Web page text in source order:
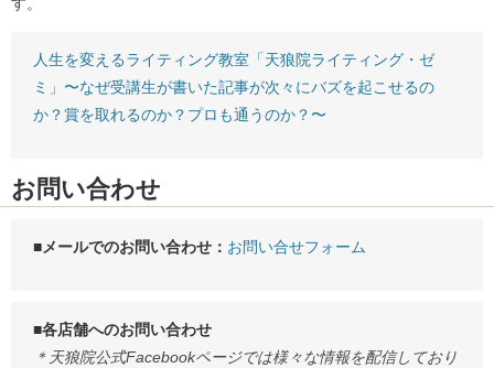
す。
人生を変えるライティング教室「天狼院ライティング・ゼ
ミ」〜なぜ受講生が書いた記事が次々にバズを起こせるの
か？賞を取れるのか？プロも通うのか？〜
お問い合わせ
■メールでのお問い合わせ： お問い合せフォーム
■各店舗へのお問い合わせ
＊天狼院公式Facebookページでは様々な情報を配信しており